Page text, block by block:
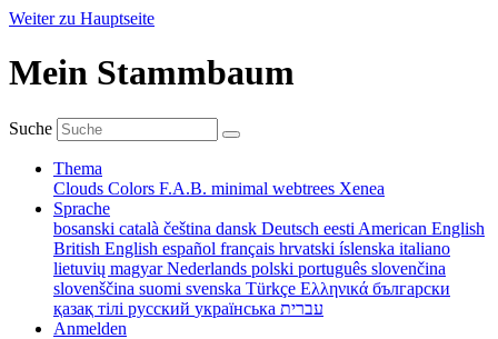
Weiter zu Hauptseite
Mein Stammbaum
Suche
Thema
Clouds Colors F.A.B. minimal webtrees Xenea
Sprache
bosanski català čeština dansk Deutsch eesti American English
British English español français hrvatski íslenska italiano
lietuvių magyarNederlands polski português slovenčina
slovenščina suomi svenska Türkçe Ελληνικά български
қазақ тілі русский українська עברית
Anmelden